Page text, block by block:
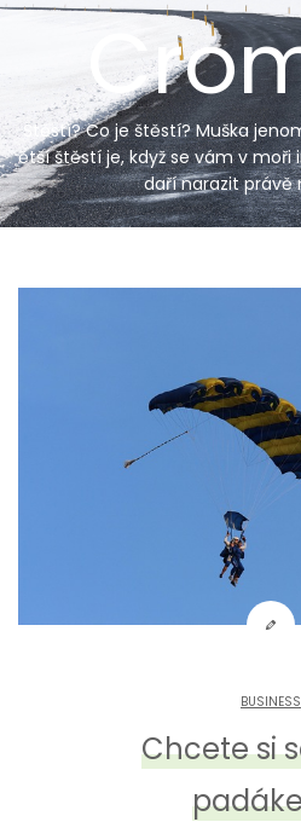
Skip
Štěstí? Co je štěstí? Muška
ětší štěstí je, když se vám v
daří narazit právě
BUSINESS
Chcete si